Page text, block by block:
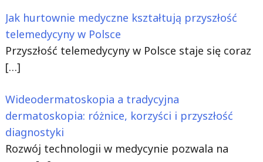
Jak hurtownie medyczne kształtują przyszłość
telemedycyny w Polsce
Przyszłość telemedycyny w Polsce staje się coraz
[…]
Wideodermatoskopia a tradycyjna
dermatoskopia: różnice, korzyści i przyszłość
diagnostyki
Rozwój technologii w medycynie pozwala na